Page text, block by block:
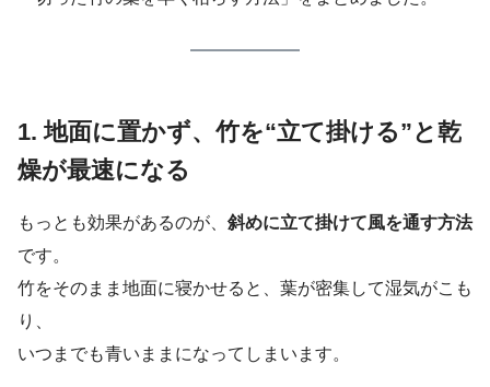
1. 地面に置かず、竹を“立て掛ける”と乾
燥が最速になる
もっとも効果があるのが、 斜めに立て掛けて風を通す方法
です。
竹をそのまま地面に寝かせると、葉が密集して湿気がこも
り、
いつまでも青いままになってしまいます。